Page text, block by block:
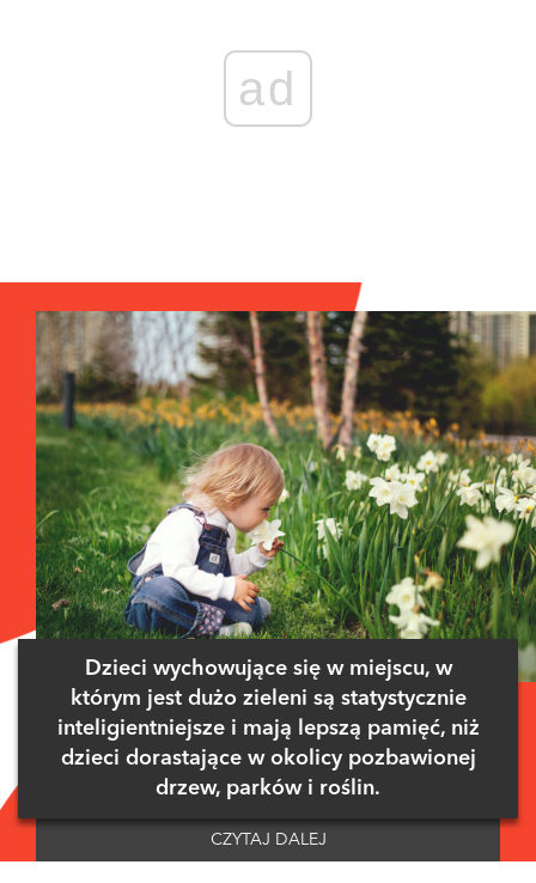
ad
Dzieci wychowujące się w miejscu, w
którym jest dużo zieleni są statystycznie
inteligientniejsze i mają lepszą pamięć, niż
dzieci dorastające w okolicy pozbawionej
drzew, parków i roślin.
CZYTAJ DALEJ